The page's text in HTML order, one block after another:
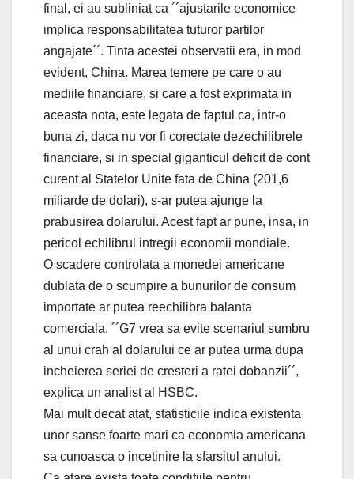
final, ei au subliniat ca ´´ajustarile economice
implica responsabilitatea tuturor partilor
angajate´´. Tinta acestei observatii era, in mod
evident, China. Marea temere pe care o au
mediile financiare, si care a fost exprimata in
aceasta nota, este legata de faptul ca, intr-o
buna zi, daca nu vor fi corectate dezechilibrele
financiare, si in special giganticul deficit de cont
curent al Statelor Unite fata de China (201,6
miliarde de dolari), s-ar putea ajunge la
prabusirea dolarului. Acest fapt ar pune, insa, in
pericol echilibrul intregii economii mondiale.
O scadere controlata a monedei americane
dublata de o scumpire a bunurilor de consum
importate ar putea reechilibra balanta
comerciala. ´´G7 vrea sa evite scenariul sumbru
al unui crah al dolarului ce ar putea urma dupa
incheierea seriei de cresteri a ratei dobanzii´´,
explica un analist al HSBC.
Mai mult decat atat, statisticile indica existenta
unor sanse foarte mari ca economia americana
sa cunoasca o incetinire la sfarsitul anului.